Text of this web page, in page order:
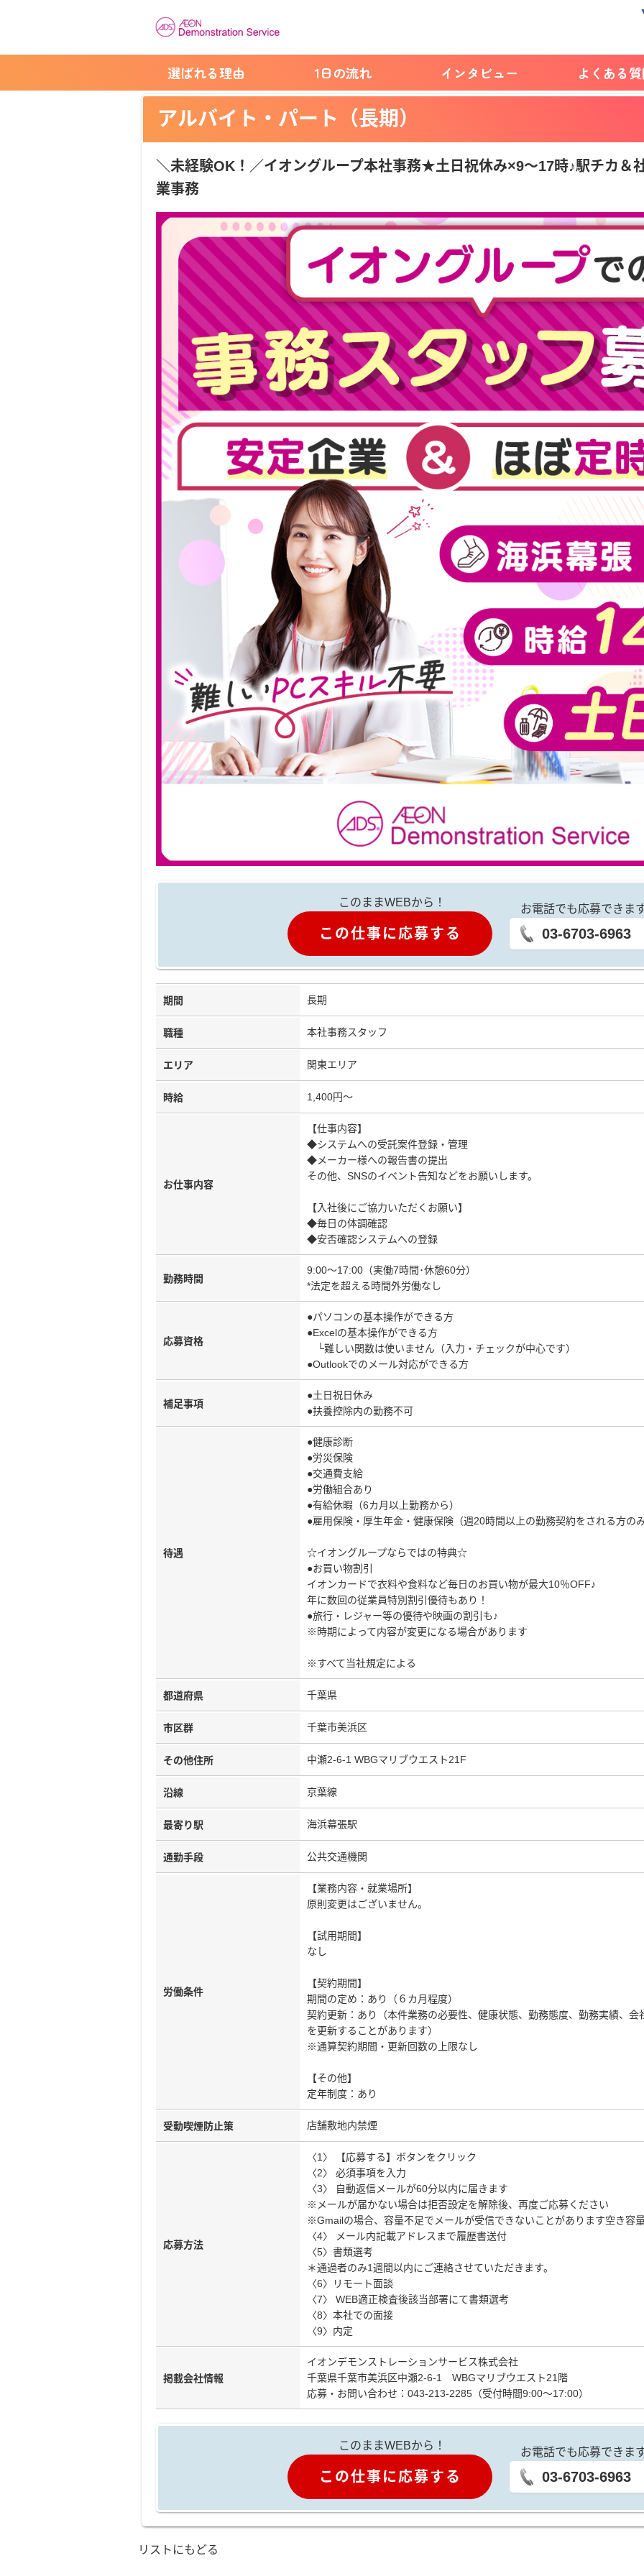
選ばれる理由 1日の流れ インタビュー よくある
アルバイト・パート（長期）
＼未経験OK！／イオングループ本社事務★土日祝休み×9～17時♪駅チカ＆
業事務
このままWEBから！
この仕事に応募する
お電話でも応募できま
03-6703-6963
期間 長期
職種 本社事務スタッフ
エリア 関東エリア
時給 1,400円～
お仕事内容
【仕事内容】
◆システムへの受託案件登録・管理
◆メーカー様への報告書の提出
その他、SNSのイベント告知などをお願いします。
【入社後にご協力いただくお願い】
◆毎日の体調確認
◆安否確認システムへの登録
勤務時間
9:00～17:00（実働7時間･休憩60分）
*法定を超える時間外労働なし
応募資格
●パソコンの基本操作ができる方
●Excelの基本操作ができる方
└難しい関数は使いません（入力・チェックが中心です）
●Outlookでのメール対応ができる方
補足事項
●土日祝日休み
●扶養控除内の勤務不可
待遇
●健康診断
●労災保険
●交通費支給
●労働組合あり
●有給休暇（6カ月以上勤務から）
●雇用保険・厚生年金・健康保険（週20時間以上の勤務契約をされる方の
☆イオングループならではの特典☆
●お買い物割引
イオンカードで衣料や食料など毎日のお買い物が最大10％OFF♪
年に数回の従業員特別割引優待もあり！
●旅行・レジャー等の優待や映画の割引も♪
※時期によって内容が変更になる場合があります
※すべて当社規定による
都道府県 千葉県
市区群 千葉市美浜区
その他住所 中瀬2-6-1 WBGマリブウエスト21F
沿線 京葉線
最寄り駅 海浜幕張駅
通勤手段 公共交通機関
労働条件
【業務内容・就業場所】
原則変更はございません。
【試用期間】
なし
【契約期間】
期間の定め：あり（６カ月程度）
契約更新：あり（本件業務の必要性、健康状態、勤務態度、勤務実績、
を更新することがあります）
※通算契約期間・更新回数の上限なし
【その他】
定年制度：あり
受動喫煙防止策 店舗敷地内禁煙
応募方法
〈1〉 【応募する】ボタンをクリック
〈2〉 必須事項を入力
〈3〉 自動返信メールが60分以内に届きます
※メールが届かない場合は拒否設定を解除後、再度ご応募ください
※Gmailの場合、容量不足でメールが受信できないことがあります空き容
〈4〉 メール内記載アドレスまで履歴書送付
〈5〉書類選考
＊通過者のみ1週間以内にご連絡させていただきます。
〈6〉リモート面談
〈7〉 WEB適正検査後該当部署にて書類選考
〈8〉本社での面接
〈9〉内定
掲載会社情報
イオンデモンストレーションサービス株式会社
千葉県千葉市美浜区中瀬2-6-1 WBGマリブウエスト21階
応募・お問い合わせ：043-213-2285（受付時間9:00～17:00）
このままWEBから！
この仕事に応募する
お電話でも応募できま
03-6703-6963
リストにもどる